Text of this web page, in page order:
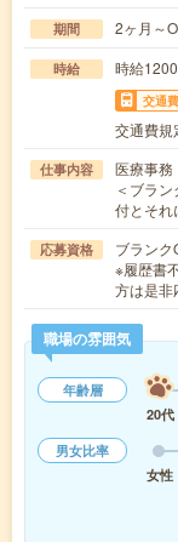
期間 2ヶ月～
時給 時給
交通費
交通費規
仕事内容
医療事務
＜ブラ
付とそ
応募資格
ブランク
※履歴書
方は是
職場の雰囲気
年齢層
20代
男女比率
女性